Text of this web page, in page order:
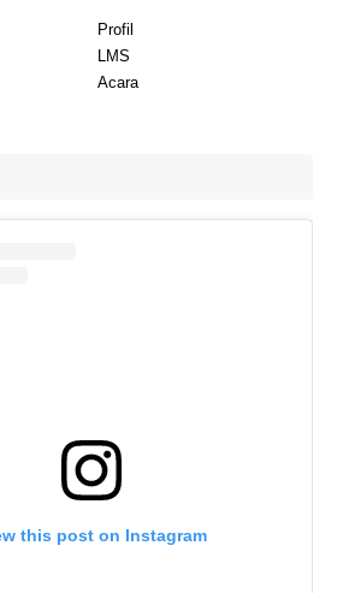
Profil
LMS
Acara
this post on Instagram